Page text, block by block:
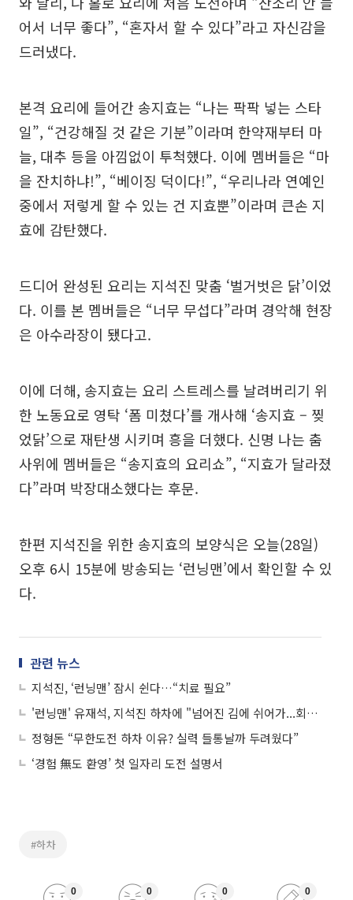
어서 너무 좋다”, “혼자서 할 수 있다”라고 자신감을
드러냈다.
본격 요리에 들어간 송지효는 “나는 팍팍 넣는 스타
일”, “건강해질 것 같은 기분”이라며 한약재부터 마
늘, 대추 등을 아낌없이 투척했다. 이에 멤버들은 “마
을 잔치하냐!”, “베이징 덕이다!”, “우리나라 연예인
중에서 저렇게 할 수 있는 건 지효뿐”이라며 큰손 지
효에 감탄했다.
드디어 완성된 요리는 지석진 맞춤 ‘벌거벗은 닭’이었
다. 이를 본 멤버들은 “너무 무섭다”라며 경악해 현장
은 아수라장이 됐다고.
이에 더해, 송지효는 요리 스트레스를 날려버리기 위
한 노동요로 영탁 ‘폼 미쳤다’를 개사해 ‘송지효 – 찢
었닭’으로 재탄생 시키며 흥을 더했다. 신명 나는 춤
사위에 멤버들은 “송지효의 요리쇼”, “지효가 달라졌
다”라며 박장대소했다는 후문.
한편 지석진을 위한 송지효의 보양식은 오늘(28일)
오후 6시 15분에 방송되는 ‘런닝맨’에서 확인할 수 있
다.
관련 뉴스
지석진, ‘런닝맨’ 잠시 쉰다…“치료 필요”
'런닝맨' 유재석, 지석진 하차에 "넘어진 김에 쉬어가...회복 후 합류"
정형돈 “무한도전 하차 이유? 실력 들통날까 두려웠다”
‘경험 無도 환영’ 첫 일자리 도전 설명서
#하차
0 0 0 0